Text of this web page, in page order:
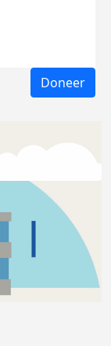
Doneer